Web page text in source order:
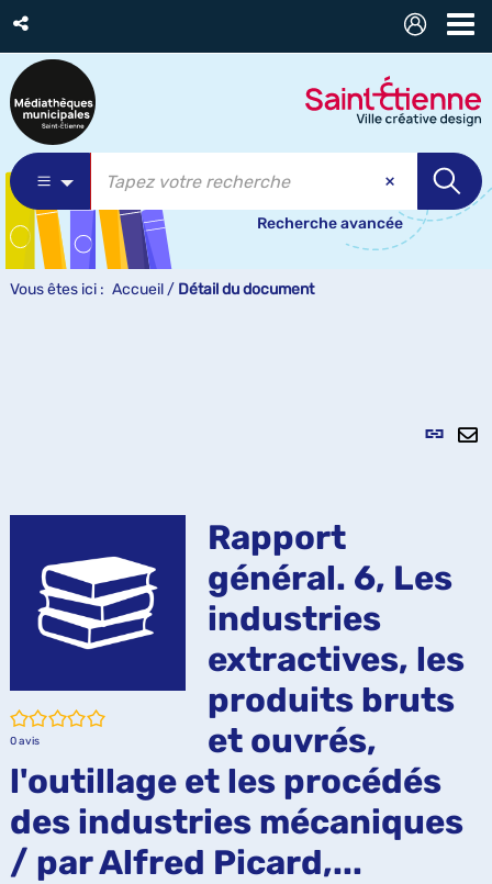
Recherche avancée
Vous êtes ici : Accueil / Détail du document
Lien
/5
0avis
Rapport
général. 6, Les
industries
extractives, les
produits bruts
et ouvrés,
l'outillage et les procédés
des industries mécaniques
/ par Alfred Picard,...